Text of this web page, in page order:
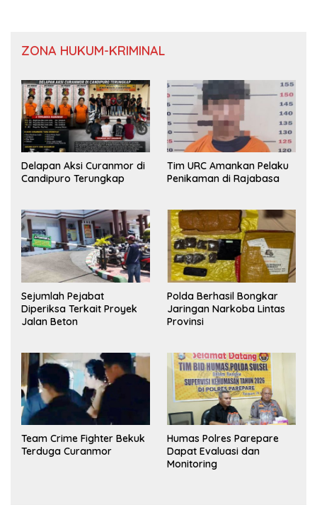
ZONA HUKUM-KRIMINAL
Delapan Aksi Curanmor di
Candipuro Terungkap
Tim URC Amankan Pelaku
Penikaman di Rajabasa
Sejumlah Pejabat
Diperiksa Terkait Proyek
Jalan Beton
Polda Berhasil Bongkar
Jaringan Narkoba Lintas
Provinsi
Team Crime Fighter Bekuk
Terduga Curanmor
Humas Polres Parepare
Dapat Evaluasi dan
Monitoring